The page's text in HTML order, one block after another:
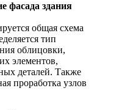
фасада здания
общая схема
тип
облицовки,
элементов,
деталей. Также
проработка узлов